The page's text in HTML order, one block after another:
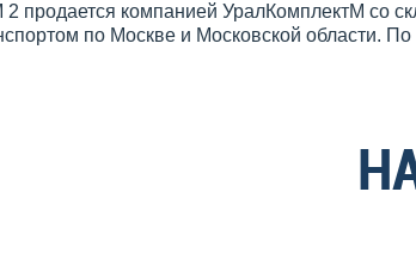
продается компанией УралКомплектМ со
по Москве и Московской области.